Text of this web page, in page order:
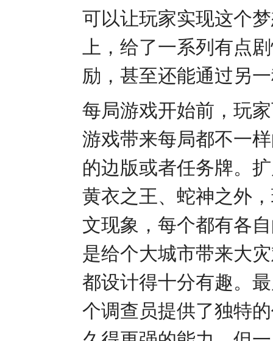
可以让玩家实现这个
上，给了一系列有点
励，甚至还能通过另
每局游戏开始前，玩
游戏带来每局都不一
的边版或者任务牌。
黄衣之王、蛇神之外
文现象，每个都有各
是给个大城市带来大
都设计得十分有趣。
个调查员提供了独特